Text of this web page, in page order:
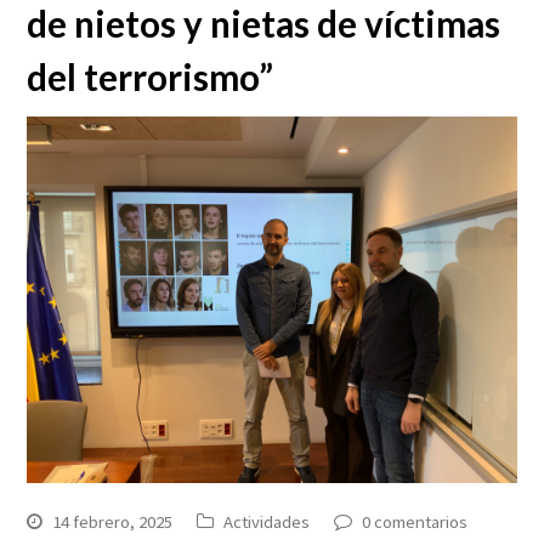
de nietos y nietas de víctimas
del terrorismo”
14 febrero, 2025 Actividades 0 comentarios